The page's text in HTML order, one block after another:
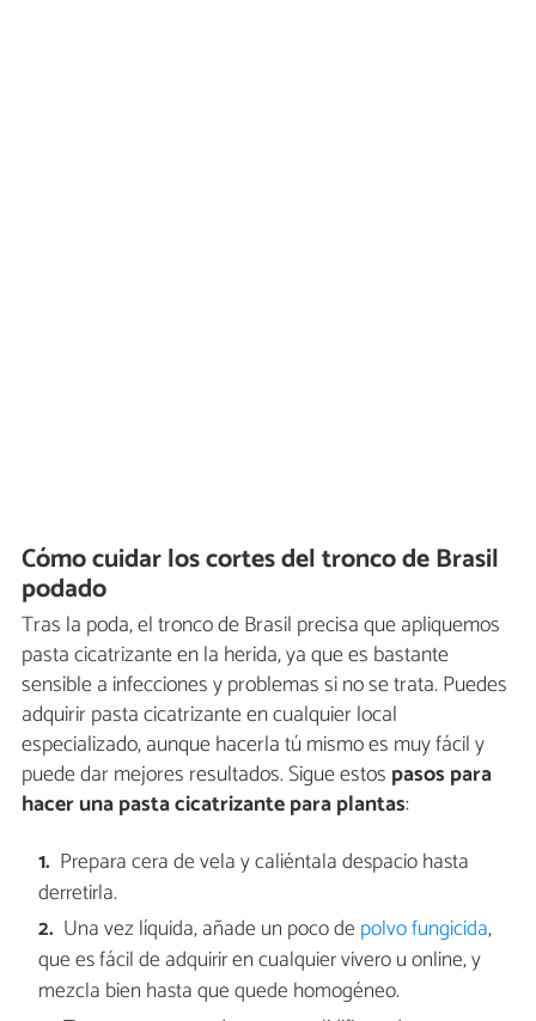
Cómo cuidar los cortes del tronco de Brasil
podado
Tras la poda, el tronco de Brasil precisa que apliquemos
pasta cicatrizante en la herida, ya que es bastante
sensible a infecciones y problemas si no se trata. Puedes
adquirir pasta cicatrizante en cualquier local
especializado, aunque hacerla tú mismo es muy fácil y
puede dar mejores resultados. Sigue estos pasos para
hacer una pasta cicatrizante para plantas:
Prepara cera de vela y caliéntala despacio hasta
derretirla.
Una vez líquida, añade un poco de polvo fungicida,
que es fácil de adquirir en cualquier vivero u online, y
mezcla bien hasta que quede homogéneo.